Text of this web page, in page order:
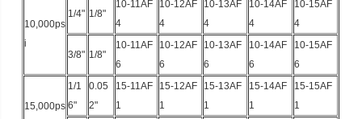
10,000ps
i
1/4" 1/8"
10-11AF
4
10-12AF
4
10-13AF
4
10-14AF
4
10-15AF
4
3/8" 1/8"
10-11AF
6
10-12AF
6
10-13AF
6
10-14AF
6
10-15AF
6
15,000ps
1/1
6"
0.05
2"
15-11AF
1
15-12AF
1
15-13AF
1
15-14AF
1
15-15AF
1